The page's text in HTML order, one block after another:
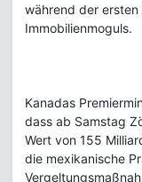
während der
Immobilienmoguls.
Kanadas
dass ab Samstag
Wert von 155
die mexikanische